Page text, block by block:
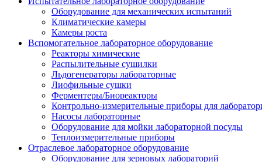
Оборудование для механических испытаний
Климатические камеры
Камеры роста
Вспомогательное лабораторное оборудование
Реакторы химические
Распылительные сушилки
Льдогенераторы лабораторные
Лиофильные сушки
Ферментеры/Биореакторы
Контрольно-измерительные приборы для
Насосы лабораторные
Оборудование для мойки лабораторной посуды
Теплоизмерительные приборы
Отраслевое лабораторное оборудование
Оборудование для зерновых лабораторий